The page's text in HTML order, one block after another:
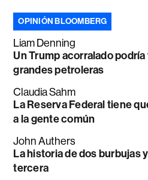
OPINIÓN BLOOMBERG
Liam Denning
Un Trump acorralado
grandes petroleras
Claudia Sahm
La Reserva Federal tiene
a la gente común
John Authers
La historia de dos burbujas
tercera